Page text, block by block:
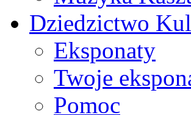
Dziedzictwo
Eksponaty
Twoje
Pomoc